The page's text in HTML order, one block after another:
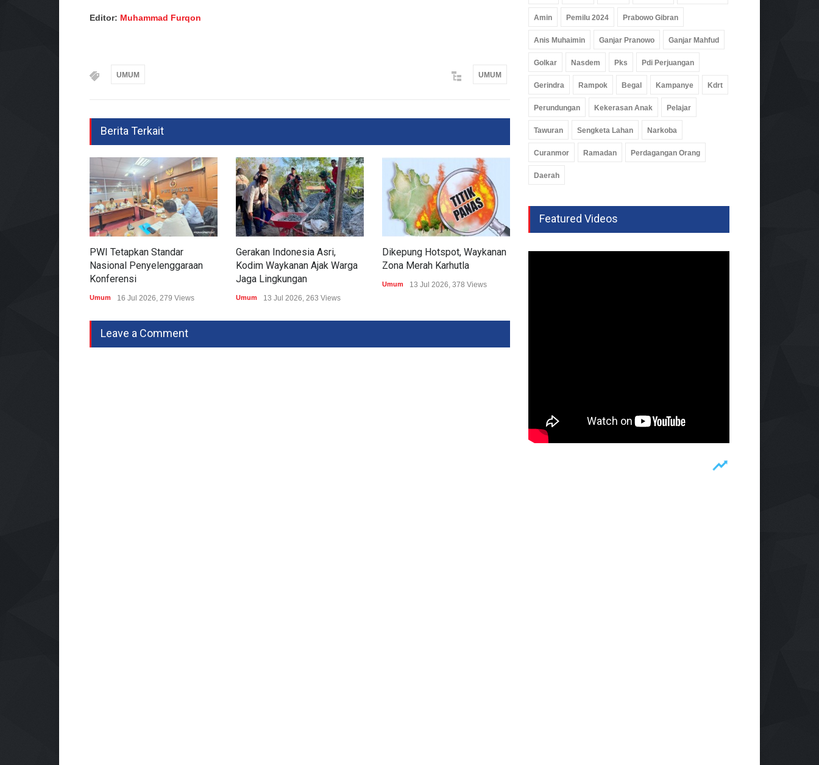
Editor: Muhammad Furqon
UMUM UMUM
Berita Terkait
PWI Tetapkan Standar
Nasional Penyelenggaraan
Konferensi
Umum 16 Jul 2026, 279 Views
Gerakan Indonesia Asri,
Kodim Waykanan Ajak Warga
Jaga Lingkungan
Umum 13 Jul 2026, 263 Views
Dikepung Hotspot, Waykanan
Zona Merah Karhutla
Umum 13 Jul 2026, 378 Views
Kodim Waykanan Pelopori
Leave a Comment
Amin Pemilu 2024 Prabowo Gibran
Anis Muhaimin Ganjar Pranowo Ganjar Mahfud
Golkar Nasdem Pks Pdi Perjuangan
Gerindra Rampok Begal Kampanye Kdrt
Perundungan Kekerasan Anak Pelajar
Tawuran Sengketa Lahan Narkoba
Curanmor Ramadan Perdagangan Orang
Daerah
Featured Videos